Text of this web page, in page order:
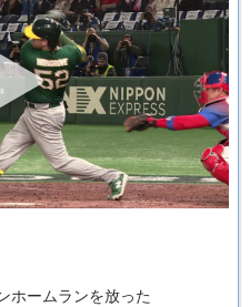
ホームランを放った